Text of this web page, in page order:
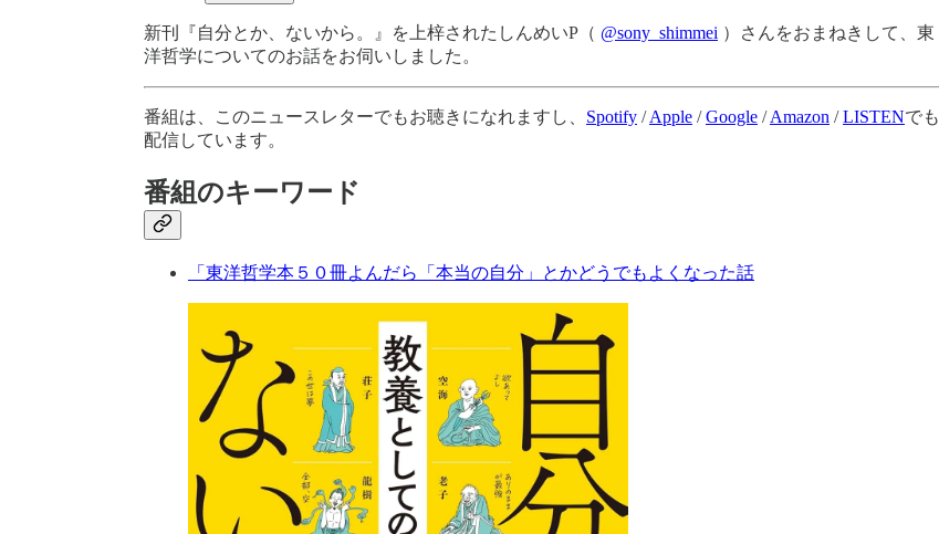
新刊『自分とか、ないから。』を上梓されたしんめいP（ @sony_shimmei ）さんをおまねきして、東
洋哲学についてのお話をお伺いしました。
番組は、このニュースレターでもお聴きになれますし、 Spotify /Apple /Google /Amazon /LISTENでも
配信しています。
番組のキーワード
「東洋哲学本５０冊よんだら「本当の自分」とかどうでもよくなった話